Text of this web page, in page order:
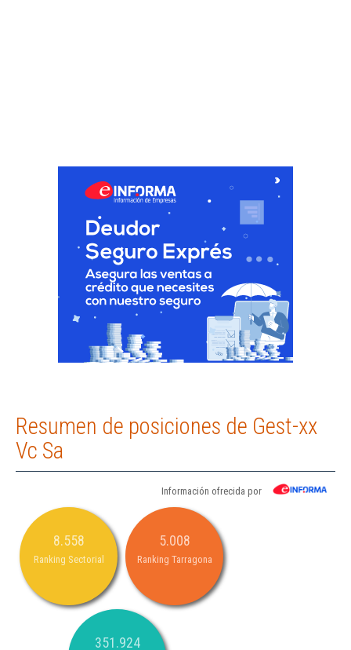
Resumen de posiciones de Gest-xx
Vc Sa
Información ofrecida por
8.558
Ranking Sectorial
5.008
Ranking Tarragona
351.924